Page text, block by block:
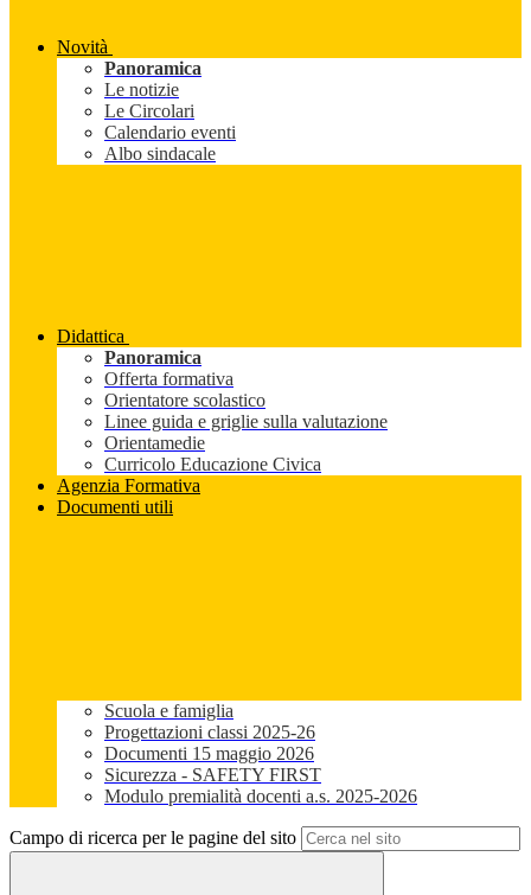
Novità
Panoramica
Le notizie
Le Circolari
Calendario eventi
Albo sindacale
Didattica
Panoramica
Offerta formativa
Orientatore scolastico
Linee guida e griglie sulla valutazione
Orientamedie
Curricolo Educazione Civica
Agenzia Formativa
Documenti utili
Scuola e famiglia
Progettazioni classi 2025-26
Documenti 15 maggio 2026
Sicurezza - SAFETY FIRST
Modulo premialità docenti a.s. 2025-2026
Campo di ricerca per le pagine del sito